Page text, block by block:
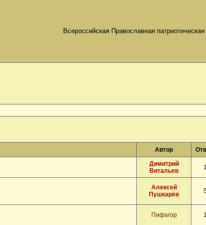
Всероссийская Православная
Автор
Димитрий
Витальев
Алексей
Пушкарёв
Пифагор